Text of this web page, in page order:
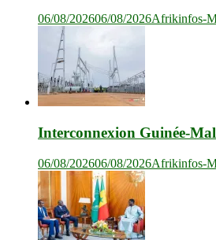
06/08/202606/08/2026Afrikinfos-
Interconnexion Guinée-
06/08/202606/08/2026Afrikinfos-